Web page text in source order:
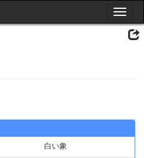
Toggle
白い象